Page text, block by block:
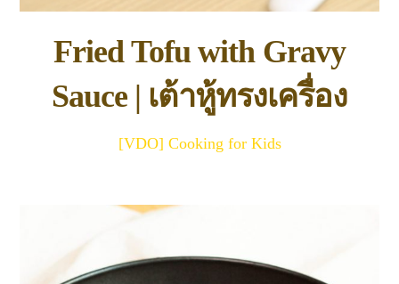
Fried Tofu with Gravy
Sauce | เต้าหู้ทรงเครื่อง
[VDO] Cooking for Kids